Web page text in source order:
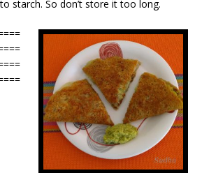
starch. So don’t store it too long.